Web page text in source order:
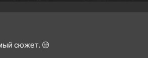
сюжет. 😒